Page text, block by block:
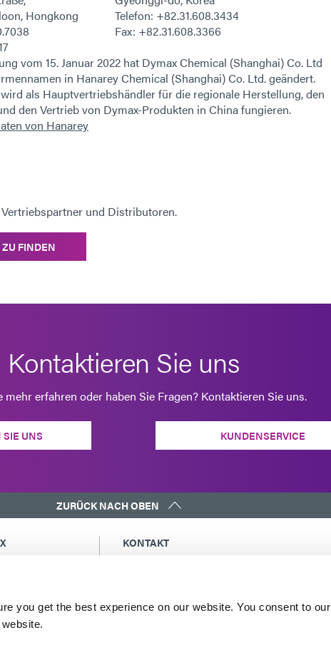
you get the best experience on our website. You consent to our
Hongkong
Telefon: +82.31.608.3434
Fax: +82.31.608.3366
vom 15. Januar 2022 hat Dymax Chemical (Shanghai) Co. Ltd
in Hanarey Chemical (Shanghai) Co. Ltd. geändert.
als Hauptvertriebshändler für die regionale Herstellung, den
den Vertrieb von Dymax-Produkten in China fungieren.
von Hanarey
und Distributoren.
FINDEN
Kontaktieren Sie uns
mehr erfahren oder haben Sie Fragen? Kontaktieren Sie uns.
SIE UNS KUNDENSERVICE
ZURÜCK NACH OBEN
KONTAKT
Nordamerika: +1 860.482.1010